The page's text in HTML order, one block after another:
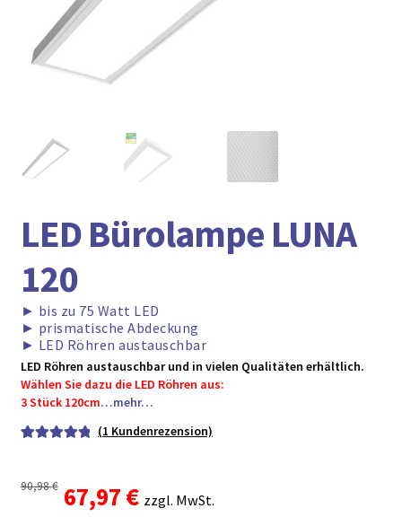
► ZAHLARTEN
► VERSANDARTEN
LED Bürolampe LUNA
120
► bis zu 75 Watt LED
► prismatische Abdeckung
► LED Röhren austauschbar
LED Röhren austauschbar und in vielen Qualitäten erhältlich.
Wählen Sie dazu die LED Röhren aus:
3 Stück 120cm…mehr…
basierend auf
(1 Kundenrezension)
90,98€ Ursprünglicher
67,97 €Aktueller
zzgl. MwSt.